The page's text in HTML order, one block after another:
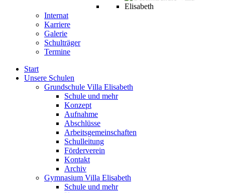
Internat
Karriere
Galerie
Schulträger
Termine
Start
Unsere Schulen
Grundschule Villa Elisabeth
Schule und mehr
Konzept
Aufnahme
Abschlüsse
Arbeitsgemeinschaften
Schulleitung
Förderverein
Kontakt
Archiv
Gymnasium Villa Elisabeth
Schule und mehr